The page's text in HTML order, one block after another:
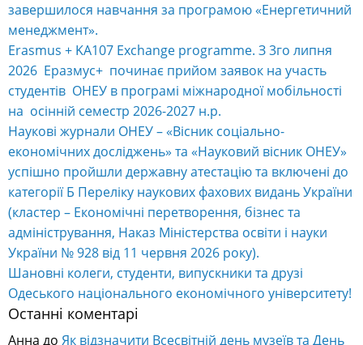
завершилося навчання за програмою «Енергетичний
менеджмент».
Erasmus + KA107 Exchange programme. З 3го липня
2026 Еразмус+ починає прийом заявок на участь
студентів ОНЕУ в програмі міжнародної мобільності
на осінній семестр 2026-2027 н.р.
Наукові журнали ОНЕУ – «Вісник соціально-
економічних досліджень» та «Науковий вісник ОНЕУ»
успішно пройшли державну атестацію та включені до
категорії Б Переліку наукових фахових видань України
(кластер – Економічні перетворення, бізнес та
адміністрування, Наказ Міністерства освіти і науки
України № 928 від 11 червня 2026 року).
Шановні колеги, студенти, випускники та друзі
Одеського національного економічного університету!
Останні коментарі
Анна до Як відзначити Всесвітній день музеїв та День